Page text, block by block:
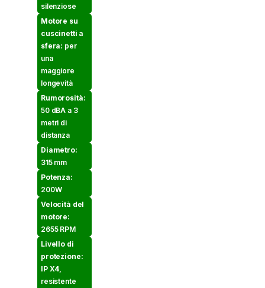
silenziose
Motore su
cuscinetti a
sfera: per
una
maggiore
longevità
Rumorosità:
50 dBA a 3
metri di
distanza
Diametro:
315 mm
Potenza:
200W
Velocità del
motore:
2655 RPM
Livello di
protezione:
IP X4
resistente